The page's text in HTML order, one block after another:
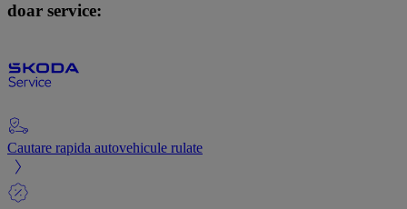
doar service:
Cautare rapida autovehicule rulate